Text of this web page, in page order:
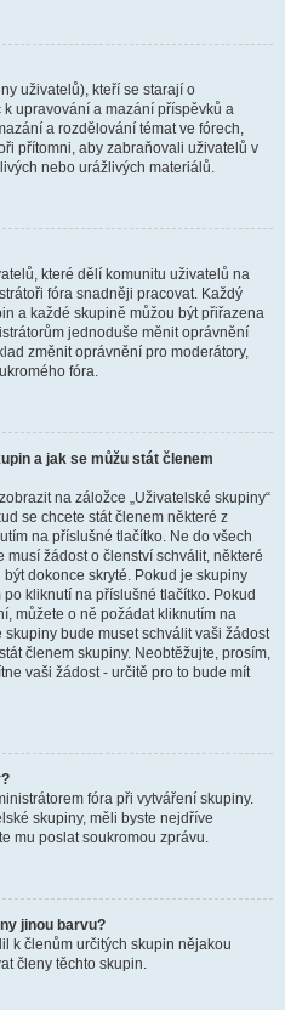
uživatelů), kteří se starají o
upravování a mazání příspěvků a
a rozdělování témat ve fórech,
přítomni, aby zabraňovali uživatelů v
nebo urážlivých materiálů.
které dělí komunitu uživatelů na
fóra snadněji pracovat. Každý
a každé skupině můžou být přiřazena
jednoduše měnit oprávnění
změnit oprávnění pro moderátory,
fóra.
a jak se můžu stát členem
na záložce „Uživatelské skupiny“
se chcete stát členem některé z
na příslušné tlačítko. Ne do všech
žádost o členství schválit, některé
dokonce skryté. Pokud je skupiny
kliknutí na příslušné tlačítko. Pokud
můžete o ně požádat kliknutím na
bude muset schválit vaši žádost
členem skupiny. Neobtěžujte, prosím,
vaši žádost - určitě pro to bude mít
fóra při vytváření skupiny.
skupiny, měli byste nejdříve
mu poslat soukromou zprávu.
jinou barvu?
k členům určitých skupin nějakou
členy těchto skupin.